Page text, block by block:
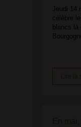
Jeudi 14
célèbre
blancs
Lire la
En